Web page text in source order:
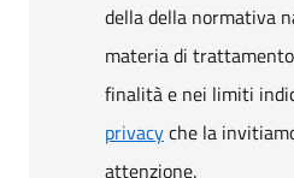
della della normativa
materia di
finalità e nei limiti
privacyche la
attenzione.